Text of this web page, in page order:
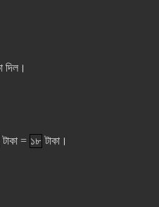
দিল।
টাকা = ১৮ টাকা।